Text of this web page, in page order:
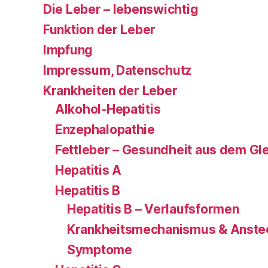
Die Leber – lebenswichtig
Funktion der Leber
Impfung
Impressum, Datenschutz
Krankheiten der Leber
Alkohol-Hepatitis
Enzephalopathie
Fettleber – Gesundheit aus dem
Hepatitis A
Hepatitis B
Hepatitis B – Verlaufsformen
Krankheitsmechanismus &
Symptome